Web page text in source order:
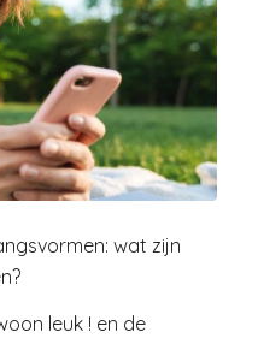
wat zijn
leuk ! en de